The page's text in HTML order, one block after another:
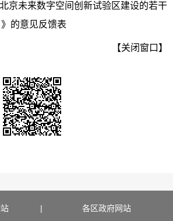
京未来数字空间创新试验区建设的若干
的意见反馈表
【关闭窗口】
| 各区政府网站